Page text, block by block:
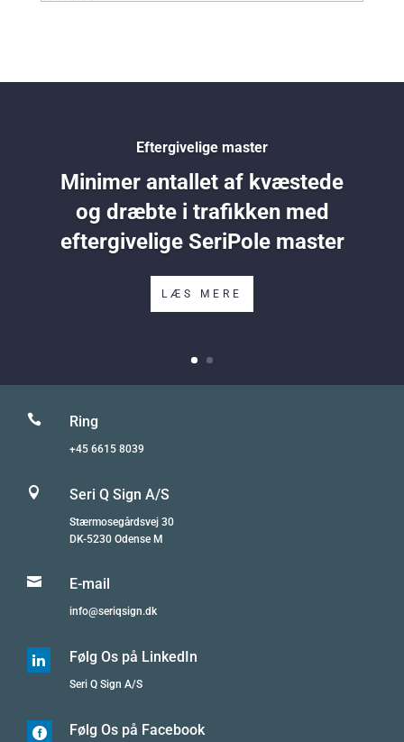
Eftergivelige master
Minimer antallet af kvæstede
og dræbte i trafikken med
eftergivelige SeriPole master
LÆS MERE
 Ring
+45 6615 8039
 Seri Q Sign A/S
Stærmosegårdsvej 30
DK-5230 Odense M
 E-mail
info@seriqsign.dk
 Følg Os på LinkedIn
Seri Q Sign A/S
 Følg Os på Facebook